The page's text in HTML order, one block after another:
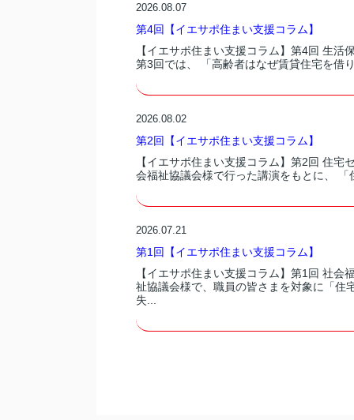
2026.08.07
第4回【イエサポ住まい支援コラム】
【イエサポ住まい支援コラム】第4回 生
第3回では、 「高齢者はなぜ賃貸住宅を借
2026.08.02
第2回【イエサポ住まい支援コラム】
【イエサポ住まい支援コラム】第2回 住
会福祉協議会様で行った講演をもとに、
2026.07.21
第1回【イエサポ住まい支援コラム】
【イエサポ住まい支援コラム】第1回 社
祉協議会様で、職員の皆さまを対象に「住
失...